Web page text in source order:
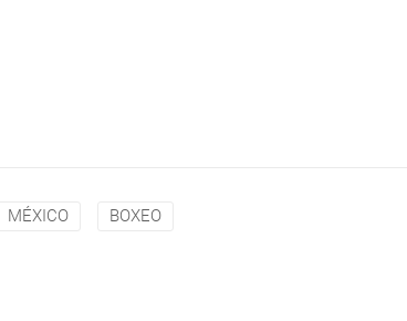
MÉXICO BOXEO